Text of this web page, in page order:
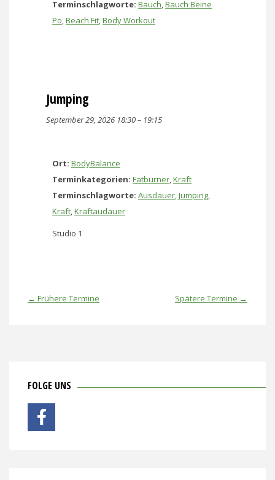
Terminschlagworte: Bauch,Bauch Beine
Po,Beach Fit,Body Workout
Jumping
September 29, 2026 18:30– 19:15
Ort: BodyBalance
Terminkategorien: Fatburner,Kraft
Terminschlagworte: Ausdauer,Jumping,
Kraft,Kraftaudauer
Studio 1
Spätere Termine →
← Frühere Termine
FOLGE UNS